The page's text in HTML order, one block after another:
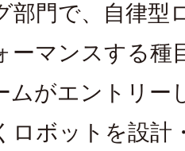
部門で、自律型
ーマンスする種
ムがエントリー
ロボットを設計